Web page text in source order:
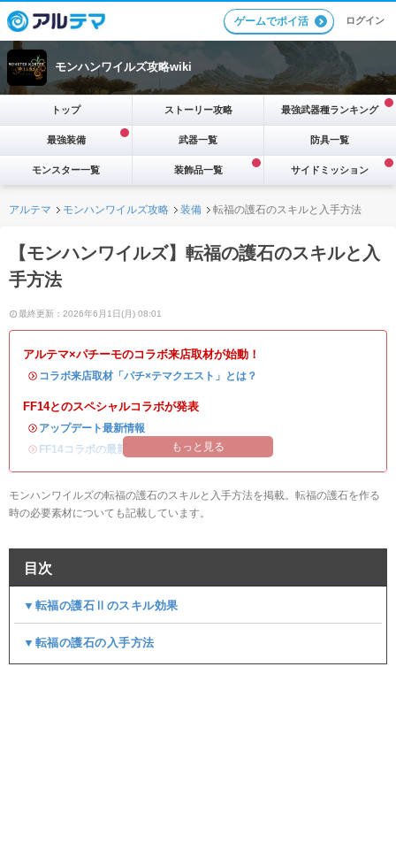
ゲームでポイ活 ログイン
モンハンワイルズ攻略wiki
トップ ストーリー攻略 最強武器種ランキング
最強装備 武器一覧 防具一覧
モンスター一覧 装飾品一覧 サイドミッション
アルテマ モンハンワイルズ攻略 装備 転福の護石のスキルと入手方法
【モンハンワイルズ】転福の護石のスキルと入
手方法
最終更新：2026年6月1日(月) 08:01
アルテマ×パチーモのコラボ来店取材が始動！
・ コラボ来店取材「パチ×テマクエスト」とは？
FF14とのスペシャルコラボが発表
・ アップデート最新情報
・ FF14コラボの最新情報 オメガ・プラネテス攻略
もっと見る
モンハンワイルズの転福の護石のスキルと入手方法を掲載。転福の護石を作る
時の必要素材についても記載しています。
目次
▼転福の護石Ⅱのスキル効果
▼転福の護石の入手方法